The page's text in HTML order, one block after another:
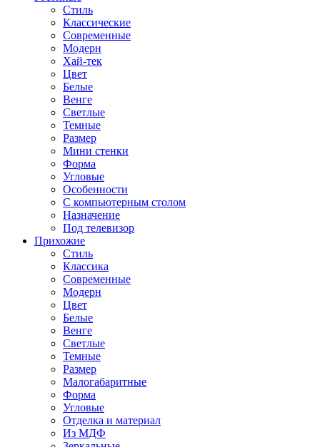
Стиль
Классические
Современные
Модерн
Хай-тек
Цвет
Белые
Венге
Светлые
Темные
Размер
Мини стенки
Форма
Угловые
Особенности
С компьютерным столом
Назначение
Под телевизор
Прихожие
Стиль
Классика
Современные
Модерн
Цвет
Белые
Венге
Светлые
Темные
Размер
Малогабаритные
Форма
Угловые
Отделка и материал
Из МДФ